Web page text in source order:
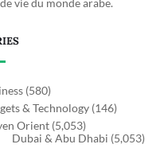
vie du monde arabe.
(580)
& Technology (146)
Orient (5,053)
Dubai & Abu Dhabi (5,053)